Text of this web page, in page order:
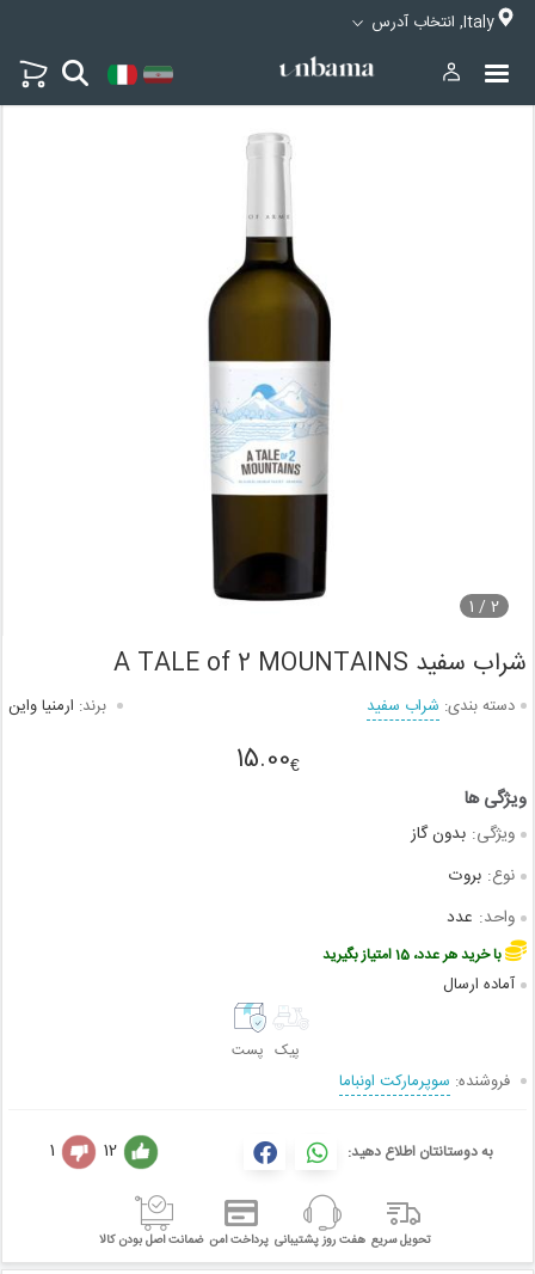
Italy, انتخاب آدرس
2 /
1
شراب سفید A TALE of 2 MOUNTAINS
دسته بندی: شراب سفید برند: ارمنیا واین
15.00€
ویژگی: بدون گاز
نوع: بروت
واحد: عدد
با خرید هر عدد، 15 امتیاز بگیرید
آماده ارسال
پیک پست
فروشنده: سوپرمارکت اونباما
به دوستانتان اطلاع دهید: 12
1
تحویل سریع هفت روز پشتیبانی پرداخت امن ضمانت اصل بودن کالا